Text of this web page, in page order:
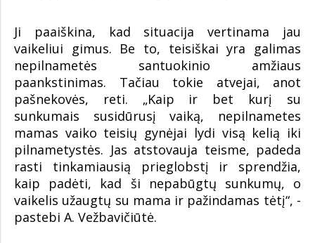
Ji paaiškina, kad situacija vertinama jau
vaikeliui gimus. Be to, teisiškai yra galimas
nepilnametės santuokinio amžiaus
paankstinimas. Tačiau tokie atvejai, anot
pašnekovės, reti. „Kaip ir bet kurį su
sunkumais susidūrusį vaiką, nepilnametes
mamas vaiko teisių gynėjai lydi visą kelią iki
pilnametystės. Jas atstovauja teisme, padeda
rasti tinkamiausią prieglobstį ir sprendžia,
kaip padėti, kad ši nepabūgtų sunkumų, o
vaikelis užaugtų su mama ir pažindamas tėtį“, -
pastebi A. Vežbavičiūtė.